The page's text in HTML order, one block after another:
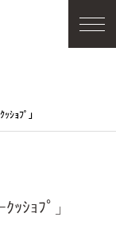
ｮﾌﾟ」
ｯｼｮﾌﾟ」